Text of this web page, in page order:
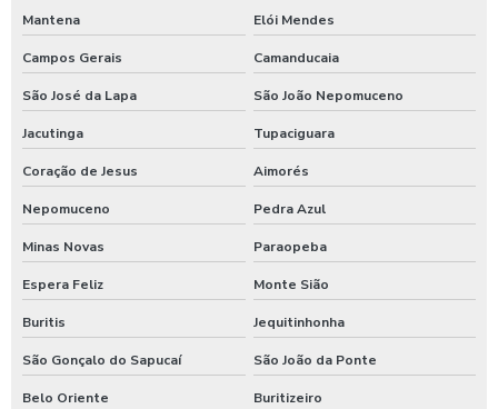
Shampoozeira automotiva profissional
Shampoozeira eletrônica
Shampoozeira industrial
Shampoozeira para lava rápido
Shampoozeira para lavar caminhão
Shampoozeira sao paulo
Shampoozeira em sp
Mantena Elói Mendes
Campos Gerais Camanducaia
São José da Lapa São João Nepomuceno
Jacutinga Tupaciguara
Coração de Jesus Aimorés
Nepomuceno Pedra Azul
Minas Novas Paraopeba
Espera Feliz Monte Sião
Buritis Jequitinhonha
São Gonçalo do Sapucaí São João da Ponte
Belo Oriente Buritizeiro